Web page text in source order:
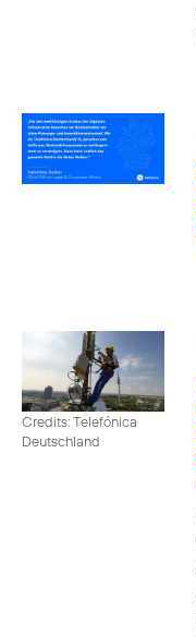
Credits: Telefónica
Deutschland